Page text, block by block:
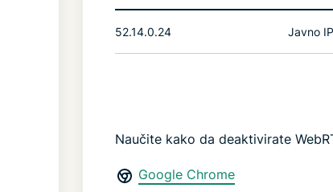
52.14.0.24 Javno
Naučite kako da deaktivirate
Google Chrome